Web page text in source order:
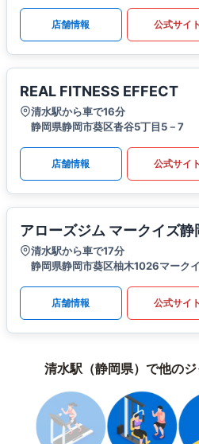
店舗情報 公式サイト
REAL FITNESS EFFECT
清水駅から車で16分
静岡県静岡市葵区沓谷5丁目5－7
店舗情報 公式サイト
アローズジム マークイズ静
清水駅から車で17分
静岡県静岡市葵区柚木1026マーク
店舗情報 公式サイト
清水駅（静岡県）で他の